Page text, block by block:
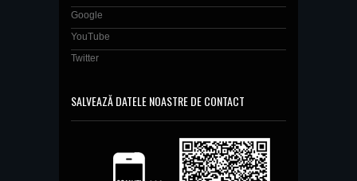
Google
YouTube
Twitter
SALVEAZĂ DATELE NOASTRE DE CONTACT